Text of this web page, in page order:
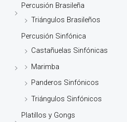
Percusión Brasileña
Triángulos Brasileños
Percusión Sinfónica
Castañuelas Sinfónicas
Marimba
Panderos Sinfónicos
Triángulos Sinfónicos
Platillos y Gongs